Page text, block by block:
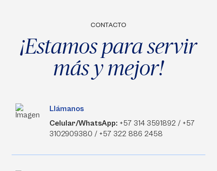
CONTACTO
¡Estamos para servir
más y mejor!
Llámanos
Celular/WhatsApp: +57 314 3591892 / +57
3102909380 / +57 322 886 2458